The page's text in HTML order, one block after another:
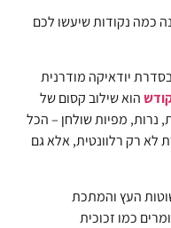
כמה נקודות שיעשו לכם
יודאיקה מודרנית
הוא שילוב קסום של
נרות, מפיות שולחן – הכל
לא רק רלוונטית, אלא גם
העץ והמתכת
כמו זכוכית